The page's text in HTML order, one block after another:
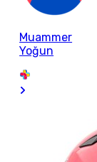
Muammer
Yoğun